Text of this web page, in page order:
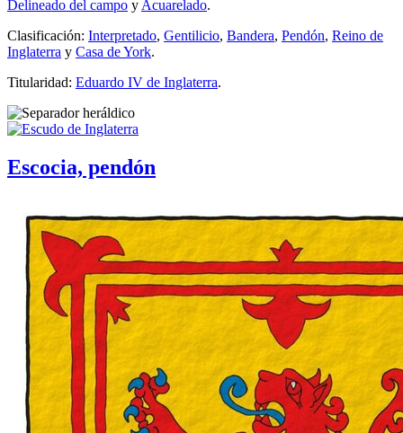
Delineado del campo y Acuarelado.
Clasificación: Interpretado, Gentilicio, Bandera, Pendón, Reino de
Inglaterra y Casa de York.
Titularidad: Eduardo IV de Inglaterra.
Escocia, pendón